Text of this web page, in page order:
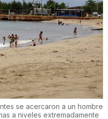
se acercaron a un hombre
a niveles extremadamente